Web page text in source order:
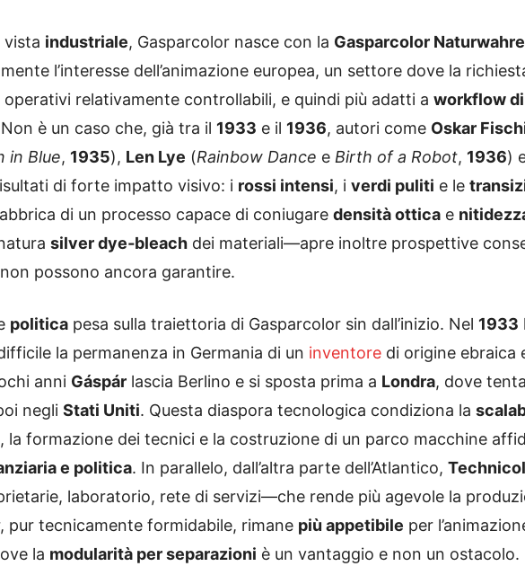
vista industriale, Gasparcolor nasce con la Gasparcolor
l’interesse dell’animazione europea, un settore dove la
relativamente controllabili, e quindi più adatti a workflow di
è un caso che, già tra il 1933 e il 1936, autori come Oskar
in Blue, 1935), Len Lye (Rainbow Dance e Birth of a Robot, 1936)
di forte impatto visivo: i rossi intensi, i verdi puliti e le
di un processo capace di coniugare densità ottica e
silver dye‑bleach dei materiali—apre inoltre prospettive
possono ancora garantire.
politica pesa sulla traiettoria di Gasparcolor sin dall’inizio. Nel 1933
la permanenza in Germania di un inventore di origine ebraica
anni Gáspár lascia Berlino e si sposta prima a Londra, dove
negli Stati Uniti. Questa diaspora tecnologica condiziona la
la formazione dei tecnici e la costruzione di un parco macchine
e politica. In parallelo, dall’altra parte dell’Atlantico,
laboratorio, rete di servizi—che rende più agevole la
pur tecnicamente formidabile, rimane più appetibile per
la modularità per separazioni è un vantaggio e non un ostacolo.